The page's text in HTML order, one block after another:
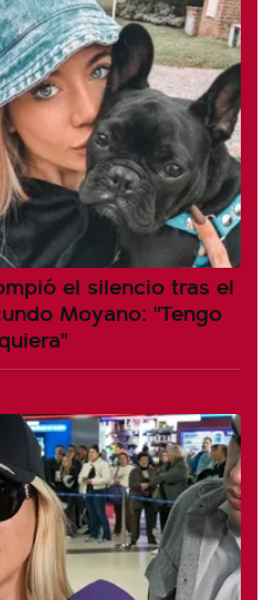
el silencio tras el
Moyano: "Tengo